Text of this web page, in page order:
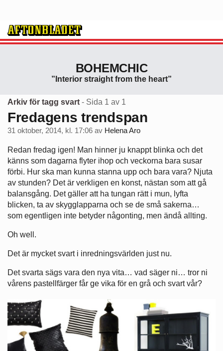
BOHEMCHIC
”Interior straight from the heart”
Arkiv för tagg svart - Sida 1 av 1
Fredagens trendspan
31 oktober, 2014, kl. 17:06 av Helena Aro
Redan fredag igen! Man hinner ju knappt blinka och det
känns som dagarna flyter ihop och veckorna bara susar
förbi. Hur ska man kunna stanna upp och bara vara? Njuta
av stunden? Det är verkligen en konst, nästan som att gå
balansgång. Det gäller att ha tungan rätt i mun, lyfta
blicken, ta av skygglapparna och se de små sakerna…
som egentligen inte betyder någonting, men ändå allting.
Oh well.
Det är mycket svart i inredningsvärlden just nu.
Det svarta sägs vara den nya vita… vad säger ni… tror ni
vårens pastellfärger får ge vika för en grå och svart vår?